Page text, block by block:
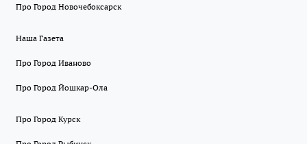
Про Город Новочебоксарск
Наша Газета
Про Город Иваново
Про Город Йошкар-Ола
Про Город Курск